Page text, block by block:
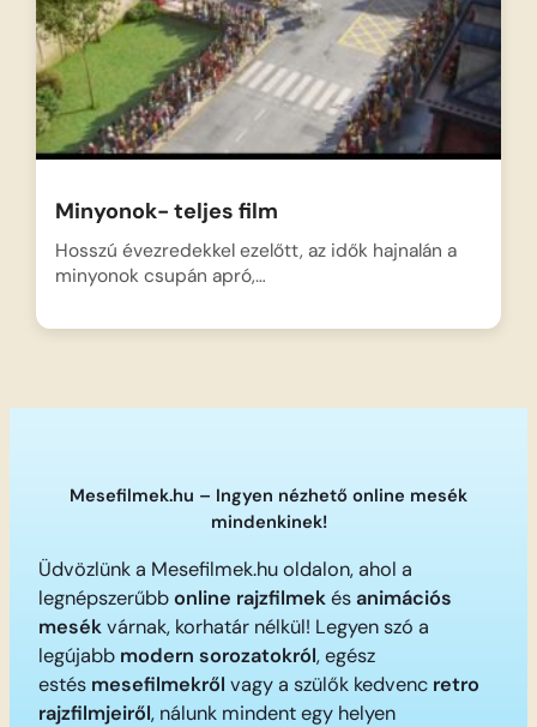
Minyonok- teljes film
Hosszú évezredekkel ezelőtt, az idők hajnalán a
minyonok csupán apró,…
Mesefilmek.hu – Ingyen nézhető online mesék
mindenkinek!
Üdvözlünk a Mesefilmek.hu oldalon, ahol a
legnépszerűbbonline rajzfilmekésanimációs
mesékvárnak, korhatár nélkül! Legyen szó a
legújabb modern sorozatokról, egész
estés mesefilmekről vagy a szülők kedvenc retro
rajzfilmjeiről, nálunk mindent egy helyen